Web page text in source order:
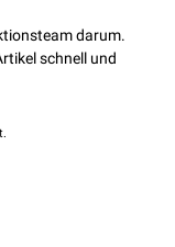
darum.
schnell und